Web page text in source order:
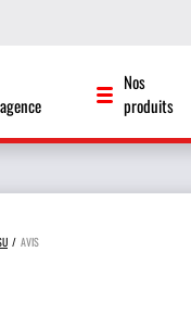
Nos
produits
AVIS